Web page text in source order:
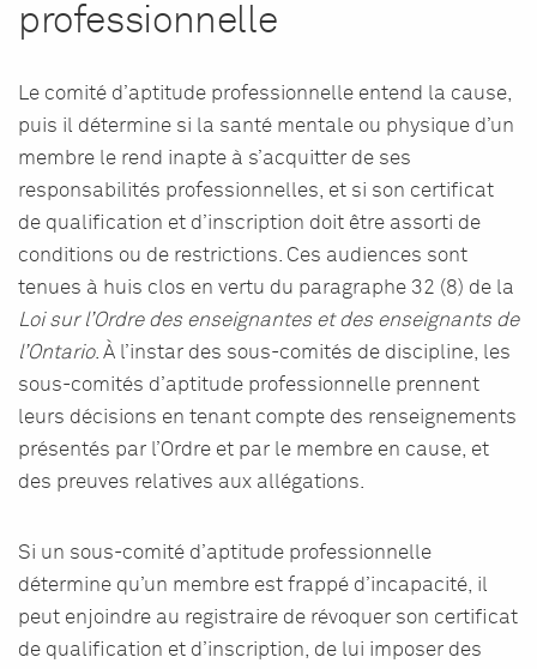
professionnelle
Le comité d’aptitude professionnelle entend la cause,
puis il détermine si la santé mentale ou physique d’un
membre le rend inapte à s’acquitter de ses
responsabilités professionnelles, et si son certificat
de qualification et d’inscription doit être assorti de
conditions ou de restrictions. Ces audiences sont
tenues à huis clos en vertu du paragraphe 32 (8) de la
Loi sur l’Ordre des enseignantes et des enseignants de
l’Ontario. À l’instar des sous-comités de discipline, les
sous-comités d’aptitude professionnelle prennent
leurs décisions en tenant compte des renseignements
présentés par l’Ordre et par le membre en cause, et
des preuves relatives aux allégations.
Si un sous-comité d’aptitude professionnelle
détermine qu’un membre est frappé d’incapacité, il
peut enjoindre au registraire de révoquer son certificat
de qualification et d’inscription, de lui imposer des